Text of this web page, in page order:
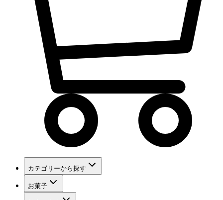
カテゴリーから探す
お菓子